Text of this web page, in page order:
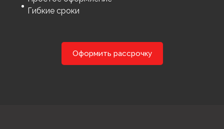
Гибкие сроки
Оформить рассрочку